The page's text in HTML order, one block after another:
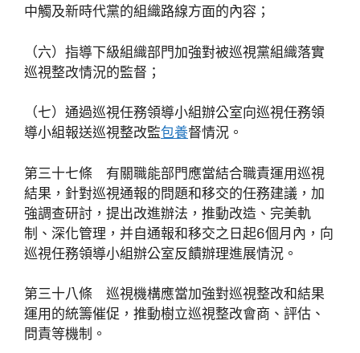
中觸及新時代黨的組織路線方面的內容；
（六）指導下級組織部門加強對被巡視黨組織落實
巡視整改情況的監督；
（七）通過巡視任務領導小組辦公室向巡視任務領
導小組報送巡視整改監包養督情況。
第三十七條 有關職能部門應當結合職責運用巡視
結果，針對巡視通報的問題和移交的任務建議，加
強調查研討，提出改進辦法，推動改造、完美軌
制、深化管理，并自通報和移交之日起6個月內，向
巡視任務領導小組辦公室反饋辦理進展情況。
第三十八條 巡視機構應當加強對巡視整改和結果
運用的統籌催促，推動樹立巡視整改會商、評估、
問責等機制。